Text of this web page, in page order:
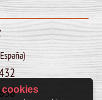
cookies